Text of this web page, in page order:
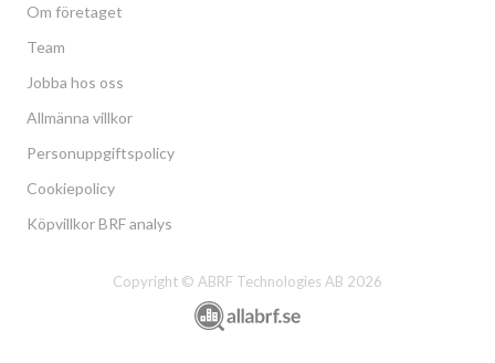
Om företaget
Team
Jobba hos oss
Allmänna villkor
Personuppgiftspolicy
Cookiepolicy
Köpvillkor BRF analys
Copyright © ABRF Technologies AB 2026